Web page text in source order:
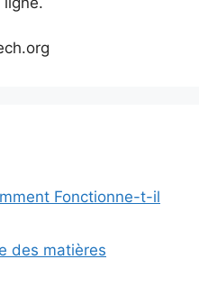
Fonctionne-t-il
des matières